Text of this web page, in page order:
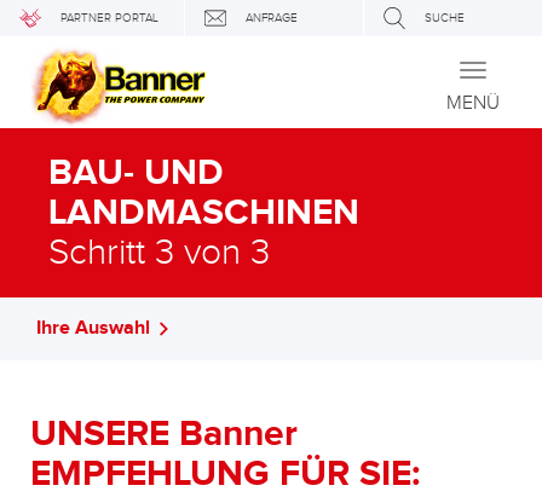
PARTNER PORTAL ANFRAGE SUCHE
Toggle
MENÜ
BAU- UND
LANDMASCHINEN
Schritt 3 von 3
Ihre Auswahl
UNSERE Banner
EMPFEHLUNG FÜR SIE: